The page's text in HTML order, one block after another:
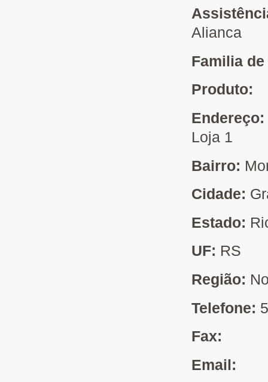
Alianca
Familia
Produto:
Endereço:
Loja 1
Bairro:
Cidade:
Estado:
UF: RS
Região:
Telefone:
Fax:
Email: